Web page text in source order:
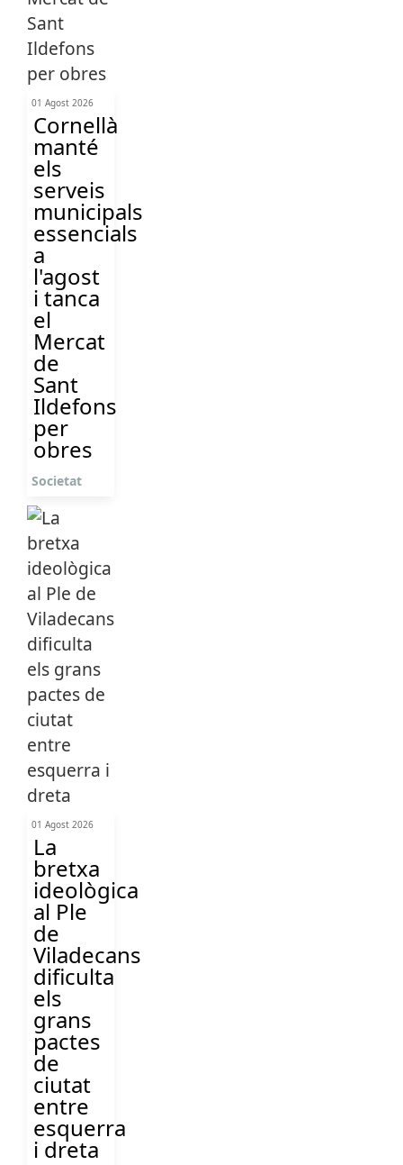
01 Agost 2026
Cornellà
manté
els
serveis
municipals
essencials
a
l'agost
i tanca
el
Mercat
de
Sant
Ildefons
per
obres
Societat
01 Agost 2026
La
bretxa
ideològica
al Ple
de
Viladecans
dificulta
els
grans
pactes
de
ciutat
entre
esquerra
i dreta